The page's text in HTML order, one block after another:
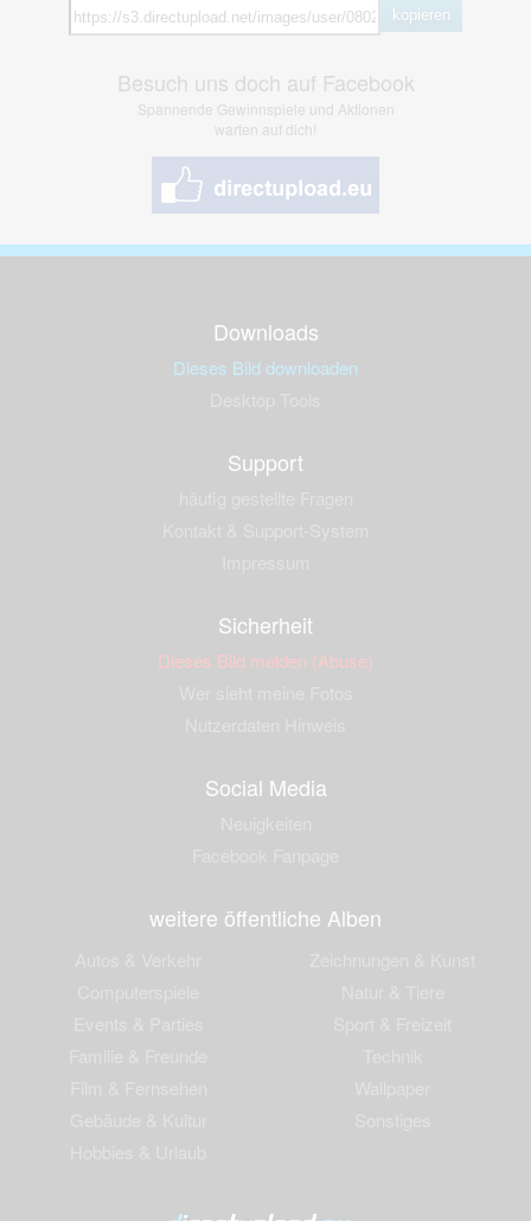
kopieren
Besuch uns doch auf Facebook
Spannende Gewinnspiele und Aktionen
warten auf dich!
Downloads
Dieses Bild downloaden
Support
Sicherheit
Dieses Bild melden (Abuse)
Social Media
weitere öffentliche Alben